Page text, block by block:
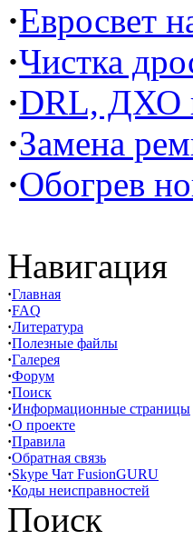
·Евросвет
·Чистка
·DRL, ДХО
·Замена
·Обогрев
Навигация
·Главная
·FAQ
·Литература
·Полезные файлы
·Галерея
·Форум
·Поиск
·Информационные страницы
·О проекте
·Правила
·Обратная связь
·Skype Чат FusionGURU
·Коды неисправностей
Поиск